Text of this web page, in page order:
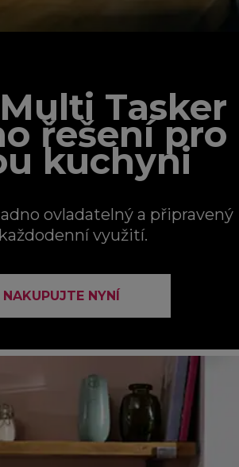
Tasker
řešení pro
kuchyni
ovladatelný a připravený
využití.
NAKUPUJTE NYNÍ